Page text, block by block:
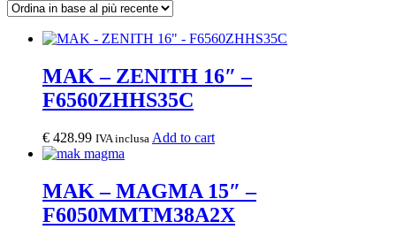
MAK – ZENITH 16″ –
F6560ZHHS35C
€ 428.99 IVA inclusa Add to cart
MAK – MAGMA 15″ –
F6050MMTM38A2X